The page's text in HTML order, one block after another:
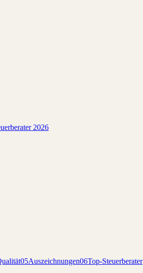
2026
05Auszeichnungen06Top-Steuerberater